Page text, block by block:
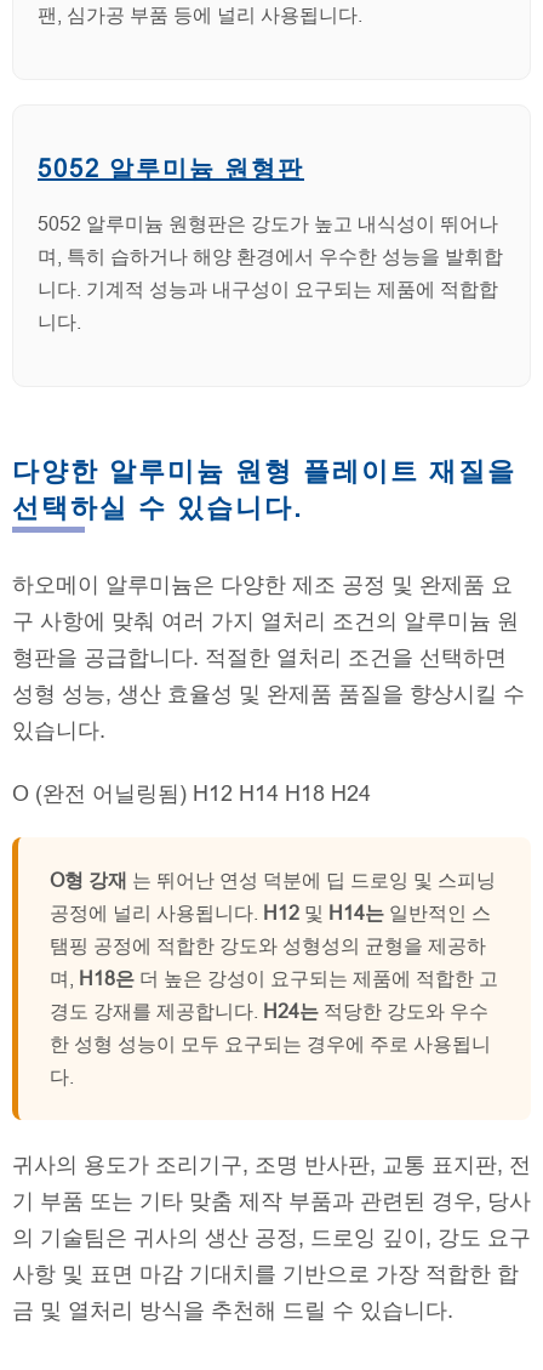
팬, 심가공 부품 등에 널리 사용됩니다.
5052 알루미늄 원형판
5052 알루미늄 원형판은 강도가 높고 내식성이 뛰어나
며, 특히 습하거나 해양 환경에서 우수한 성능을 발휘합
니다. 기계적 성능과 내구성이 요구되는 제품에 적합합
니다.
다양한 알루미늄 원형 플레이트 재질을
선택하실 수 있습니다.
하오메이 알루미늄은 다양한 제조 공정 및 완제품 요
구 사항에 맞춰 여러 가지 열처리 조건의 알루미늄 원
형판을 공급합니다. 적절한 열처리 조건을 선택하면
성형 성능, 생산 효율성 및 완제품 품질을 향상시킬 수
있습니다.
O (완전 어닐링됨) H12 H14 H18 H24
O형 강재 는 뛰어난 연성 덕분에 딥 드로잉 및 스피닝
공정에 널리 사용됩니다.
H12 및 H14는 일반적인 스
탬핑 공정에 적합한 강도와 성형성의 균형을 제공하
며,
H18은 더 높은 강성이 요구되는 제품에 적합한 고
경도 강재를 제공합니다.
H24는 적당한 강도와 우수
한 성형 성능이 모두 요구되는 경우에 주로 사용됩니
다.
귀사의 용도가 조리기구, 조명 반사판, 교통 표지판, 전
기 부품 또는 기타 맞춤 제작 부품과 관련된 경우, 당사
의 기술팀은 귀사의 생산 공정, 드로잉 깊이, 강도 요구
사항 및 표면 마감 기대치를 기반으로 가장 적합한 합
금 및 열처리 방식을 추천해 드릴 수 있습니다.